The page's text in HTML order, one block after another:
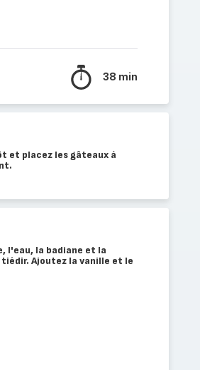
38 min
et placez les gâteaux à
l'eau, la badiane et la
Ajoutez la vanille et le